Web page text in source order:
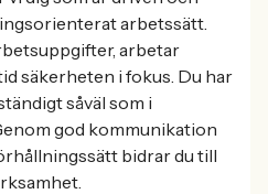
arbetssätt.
arbetar
säkerheten i fokus. Du har
såväl som i
god kommunikation
bidrar du till